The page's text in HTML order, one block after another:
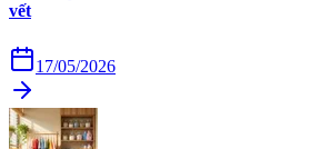
vết
17/05/2026